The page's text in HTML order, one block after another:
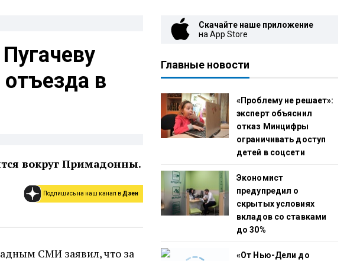
в
вокруг Примадонны.
Подпишись на наш канал вДзен
СМИ заявил, что за
Скачайте наше приложение
на App Store
Главные новости
«Проблему не решает»:
эксперт объяснил
отказ Минцифры
ограничивать доступ
детей в соцсети
Экономист
предупредил о
скрытых условиях
вкладов со ставками
до 30%
«От Нью-Дели до